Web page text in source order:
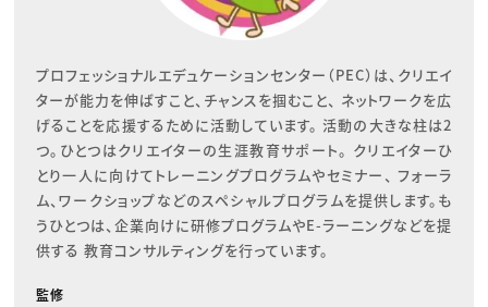
プロフェッショナルエデュケーションセンター（PEC）は、クリエイ
ターが能力を伸ばすこと、チャンスを掴むこと、 ネットワークを広
げることを応援するために活動しています。 活動の大きな柱は2
つ。ひとつはクリエイターの生涯教育サポート。 クリエイターひ
とり一人に向けてトレーニングプログラムやセミナー、 フォーラ
ム、ワークショップなどのスペシャルプログラムを提供します。も
うひとつは、企業向けに研修プログラムやE-ラーニングなどを提
供する 教育コンサルティングを行っています。
監修